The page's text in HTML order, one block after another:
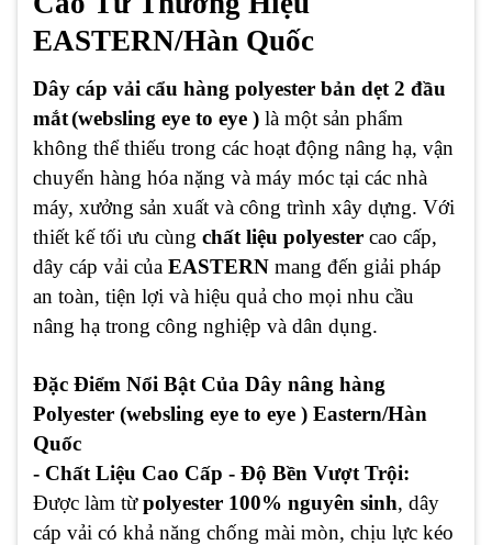
EASTERN/Hàn Quốc
Dây cáp vải cẩu hàng polyester bản dẹt 2 đầu
mắt(websling eye to eye ) là một sản phẩm
không thể thiếu trong các hoạt động nâng hạ, vận
chuyển hàng hóa nặng và máy móc tại các nhà
máy, xưởng sản xuất và công trình xây dựng. Với
thiết kế tối ưu cùng chất liệu polyester cao cấp,
dây cáp vải của EASTERN mang đến giải pháp
an toàn, tiện lợi và hiệu quả cho mọi nhu cầu
nâng hạ trong công nghiệp và dân dụng.
Đặc Điểm Nổi Bật Của Dây nâng hàng
Polyester (websling eye to eye ) Eastern/Hàn
Quốc
- Chất Liệu Cao Cấp - Độ Bền Vượt Trội:
Được làm từpolyester 100% nguyên sinh, dây
cáp vải có khả năng chống mài mòn, chịu lực kéo